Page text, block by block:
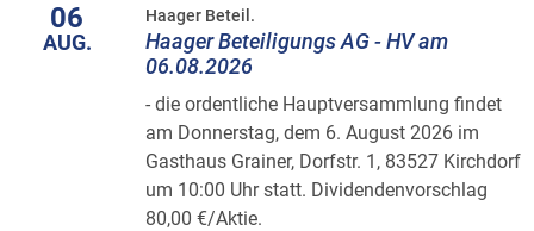
06
AUG.
Haager Beteil.
Haager Beteiligungs AG - HV am
06.08.2026
- die ordentliche Hauptversammlung findet
am Donnerstag, dem 6. August 2026 im
Gasthaus Grainer, Dorfstr. 1, 83527 Kirchdorf
um 10:00 Uhr statt. Dividendenvorschlag
80,00 €/Aktie.